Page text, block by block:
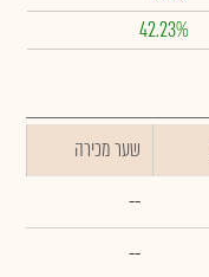
42.23%
שער מכירה
--
--